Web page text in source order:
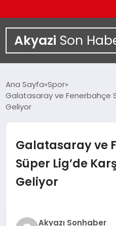
Akyazi Son
SIYASET
SPOR
Ana Sayfa Spor
Galatasaray ve Fenerbahçe
Geliyor
Galatasaray ve
Süper Lig’de
Geliyor
Akyazı Sonhaber